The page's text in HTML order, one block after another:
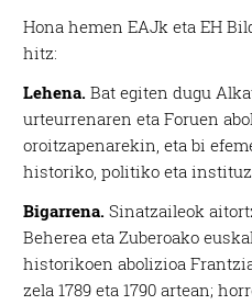
Hona hemen EAJk eta EH
hitz:
Lehena. Bat egiten dugu
urteurrenaren eta Foruen
oroitzapenarekin, eta bi
historiko, politiko eta
Bigarrena. Sinatzaileok
Beherea eta Zuberoako
historikoen abolizioa
zela 1789 eta 1790 artean;